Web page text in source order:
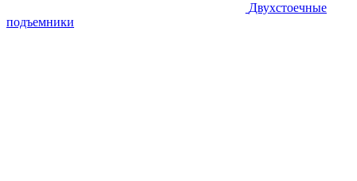
Двухстоечные
подъемники